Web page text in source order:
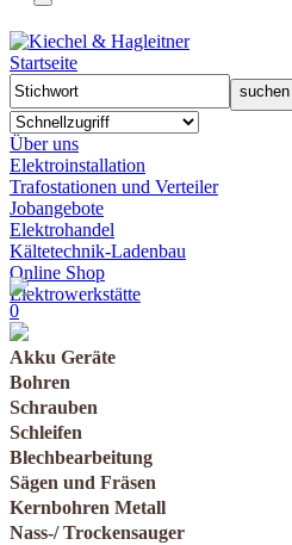
Startseite
Über uns
Elektroinstallation
Trafostationen und Verteiler
Jobangebote
Elektrohandel
Kältetechnik-Ladenbau
Online Shop
Elektrowerkstätte
0
Akku Geräte
Bohren
Schrauben
Schleifen
Blechbearbeitung
Sägen und Fräsen
Kernbohren Metall
Nass-/ Trockensauger